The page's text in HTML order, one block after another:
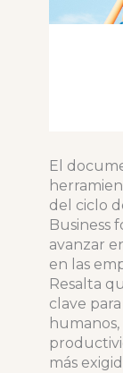
El
del ciclo
Business
avanzar
en las
Resalta
clave
más